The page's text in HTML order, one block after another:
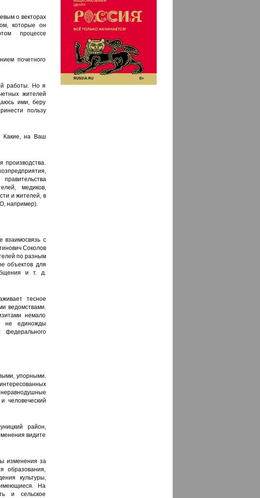
о векторах
которые он
процессе
почетного
работы. Но я
жителей
ими, беру
пользу
Какие, на Ваш
производства.
медиков,
и жителей, в
например).
взаимосвязь с
Соколов
по разным
объектов для
и т. д.
тесное
ведомствами.
немало
не единожды
упорными.
неравнодушные
человеческий
район,
видите
изменения за
образования,
культуры,
На
и сельское